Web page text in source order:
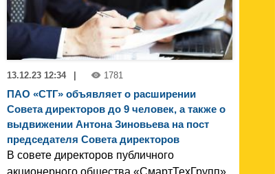
13.12.23 12:34 | 1781
ПАО «СТГ» объявляет о расширении
Совета директоров до 9 человек, а также о
выдвижении Антона Зиновьева на пост
председателя Совета директоров
В совете директоров публичного
акционерного общества «СмартТехГрупп»